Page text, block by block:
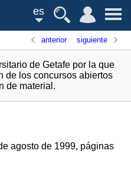
es
anterior siguiente
de Getafe por la que
de los concursos abiertos
de material.
agosto de 1999, páginas